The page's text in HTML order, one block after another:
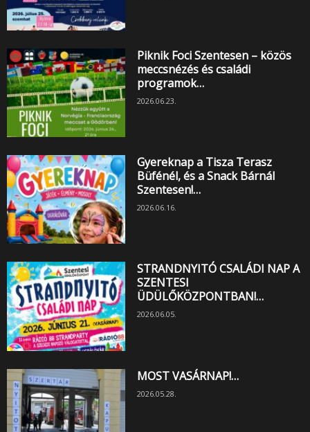
Piknik Foci Szentesen – közös
meccsnézés és családi
programok…
2026.06.23.
Gyereknap a Tisza Terasz
Büfénél, és a Snack Bárnál
Szentesen!…
2026.06.16.
STRANDNYITÓ CSALÁDI NAP A
SZENTESI
ÜDÜLŐKÖZPONTBAN!…
2026.06.05.
MOST VASÁRNAP!…
2026.05.28.